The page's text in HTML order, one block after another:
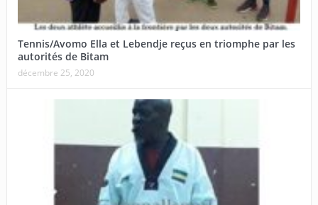
Tennis/Avomo Ella et Lebendje reçus en triomphe par les
autorités de Bitam
décembre 25, 2020